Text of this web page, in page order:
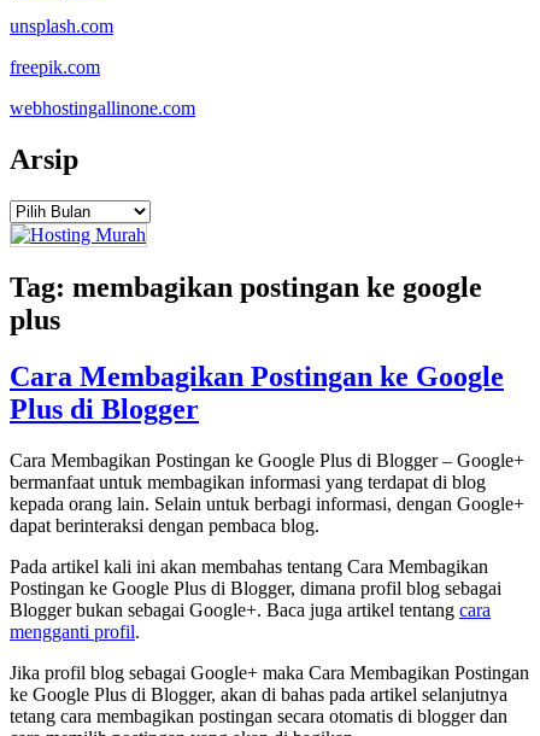
unsplash.com
freepik.com
webhostingallinone.com
Arsip
Arsip
Tag: membagikan postingan ke google
plus
Cara Membagikan Postingan ke Google
Plus di Blogger
Cara Membagikan Postingan ke Google Plus di Blogger – Google+
bermanfaat untuk membagikan informasi yang terdapat di blog
kepada orang lain. Selain untuk berbagi informasi, dengan Google+
dapat berinteraksi dengan pembaca blog.
Pada artikel kali ini akan membahas tentang Cara Membagikan
Postingan ke Google Plus di Blogger, dimana profil blog sebagai
Blogger bukan sebagai Google+. Baca juga artikel tentang cara
mengganti profil.
Jika profil blog sebagai Google+ maka Cara Membagikan Postingan
ke Google Plus di Blogger, akan di bahas pada artikel selanjutnya
tetang cara membagikan postingan secara otomatis di blogger dan